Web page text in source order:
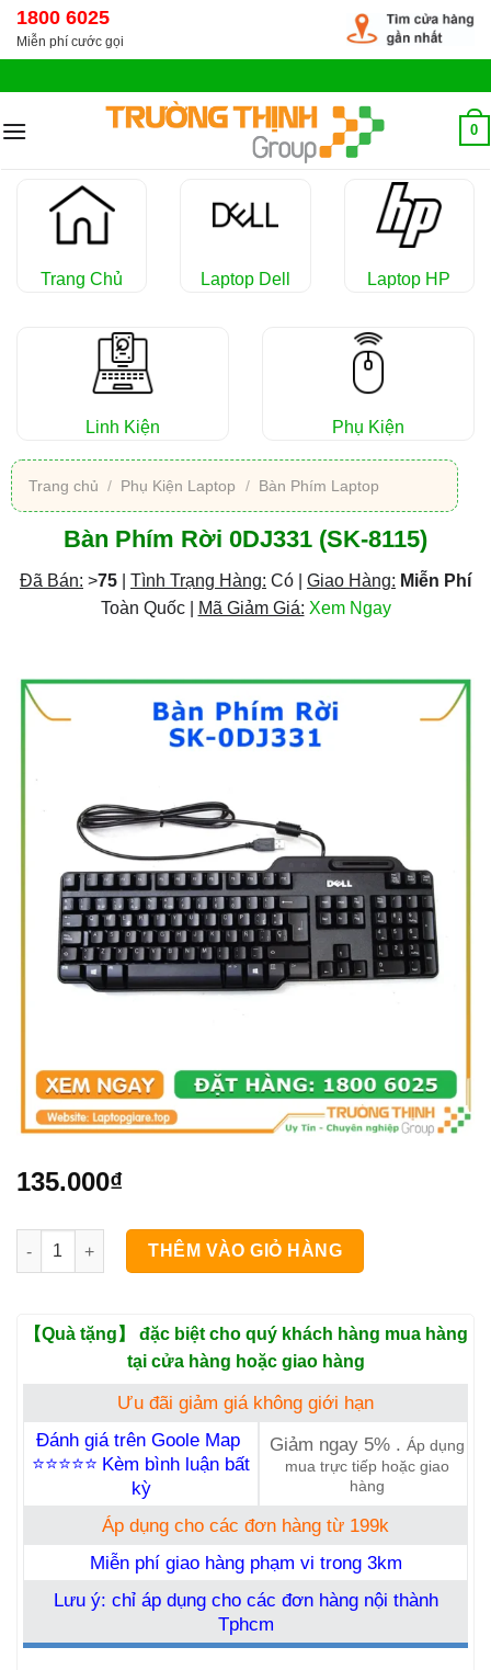
Chuyển
đến
dung
1800 6025
Miễn phí cước gọi
0
Trang Chủ Laptop Dell Laptop HP
Linh Kiện Phụ Kiện
Trang chủ / Phụ Kiện Laptop / Bàn Phím Laptop
Bàn Phím Rời 0DJ331 (SK-8115)
Đã Bán: >75 Tình Trạng Hàng: Có | Giao Hàng: Miễn Phí
Toàn Quốc |
Mã Giảm Giá: Xem Ngay
135.000₫
Bàn Phím Rời 0DJ331 (SK-8115) số lượng
THÊM VÀO GIỎ HÀNG
【Quà tặng】 đặc biệt cho quý khách hàng mua hàng
tại cửa hàng hoặc giao hàng
Ưu đãi giảm giá không giới hạn
Đánh giá trên Goole Map
⭐⭐⭐⭐⭐ Kèm bình luận bất
kỳ
Giảm ngay 5% .Áp dụng
mua trực tiếp hoặc giao
hàng
Áp dụng cho các đơn hàng từ 199k
Miễn phí giao hàng phạm vi trong 3km
Lưu ý: chỉ áp dụng cho các đơn hàng nội thành
Tphcm